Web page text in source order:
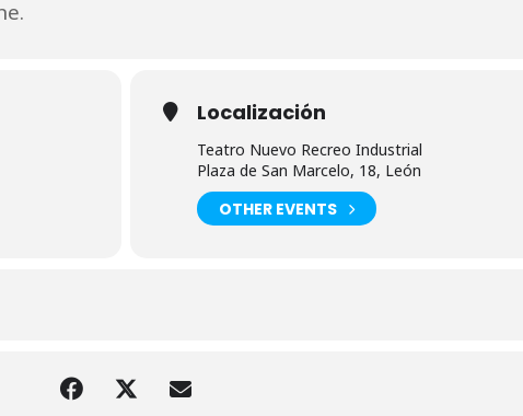
Localización
Teatro Nuevo Recreo Industrial
Plaza de San Marcelo, 18, León
OTHER EVENTS